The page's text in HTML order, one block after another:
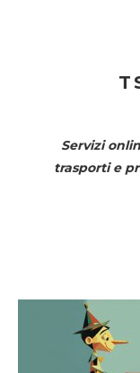
Servizi
trasporti e